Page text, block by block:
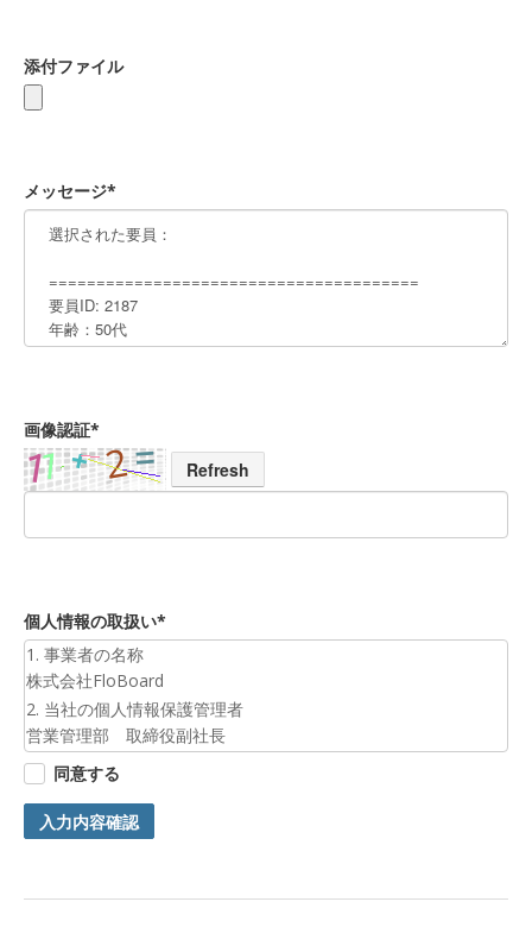
添付ファイル
メッセージ*
画像認証*
Refresh
個人情報の取扱い*
1. 事業者の名称
株式会社FloBoard
2. 当社の個人情報保護管理者
営業管理部 取締役副社長
3. 個人情報の利用目的
お預かりした個人情報は、お問合せへの対応のために利用いた
します。
4. 第三者提供について
ご入力頂く個人情報は第三者に提供しません。
同意する
入力内容確認